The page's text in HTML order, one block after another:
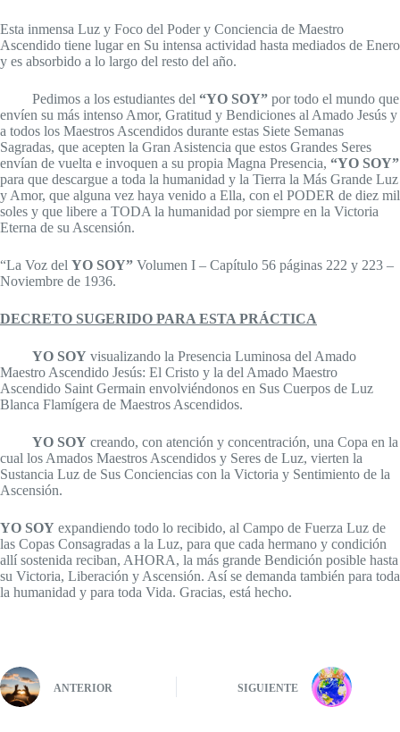
Esta inmensa Luz y Foco del Poder y Conciencia de Maestro
Ascendido tiene lugar en Su intensa actividad hasta mediados de Enero
y es absorbido a lo largo del resto del año.
Pedimos a los estudiantes del “YO SOY” por todo el mundo que
envíen su más intenso Amor, Gratitud y Bendiciones al Amado Jesús y
a todos los Maestros Ascendidos durante estas Siete Semanas
Sagradas, que acepten la Gran Asistencia que estos Grandes Seres
envían de vuelta e invoquen a su propia Magna Presencia, “YO SOY”
para que descargue a toda la humanidad y la Tierra la Más Grande Luz
y Amor, que alguna vez haya venido a Ella, con el PODER de diez mil
soles y que libere a TODA la humanidad por siempre en la Victoria
Eterna de su Ascensión.
“La Voz del YO SOY” Volumen I – Capítulo 56 páginas 222 y 223 –
Noviembre de 1936.
DECRETO SUGERIDO PARA ESTA PRÁCTICA
YO SOY visualizando la Presencia Luminosa del Amado
Maestro Ascendido Jesús: El Cristo y la del Amado Maestro
Ascendido Saint Germain envolviéndonos en Sus Cuerpos de Luz
Blanca Flamígera de Maestros Ascendidos.
YO SOY creando, con atención y concentración, una Copa en la
cual los Amados Maestros Ascendidos y Seres de Luz, vierten la
Sustancia Luz de Sus Conciencias con la Victoria y Sentimiento de la
Ascensión.
YO SOY expandiendo todo lo recibido, al Campo de Fuerza Luz de
las Copas Consagradas a la Luz, para que cada hermano y condición
allí sostenida reciban, AHORA, la más grande Bendición posible hasta
su Victoria, Liberación y Ascensión. Así se demanda también para toda
la humanidad y para toda Vida. Gracias, está hecho.
ANTERIOR SIGUIENTE